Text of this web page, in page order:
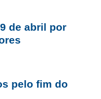
de abril por
pelo fim do